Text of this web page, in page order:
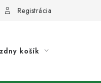
Registrácia
košík